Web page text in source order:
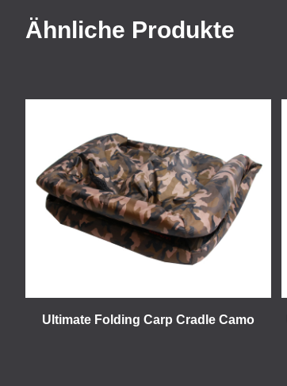
Ähnliche Produkte
Ultimate Folding Carp Cradle Camo